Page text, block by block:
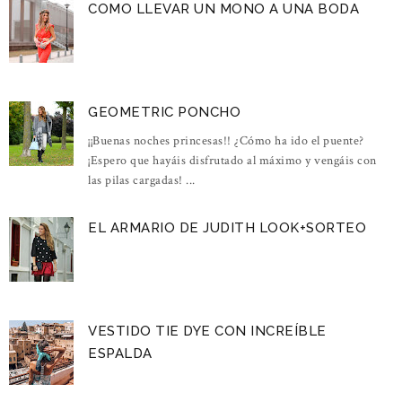
COMO LLEVAR UN MONO A UNA BODA
GEOMETRIC PONCHO
¡¡Buenas noches princesas!! ¿Cómo ha ido el puente?
¡Espero que hayáis disfrutado al máximo y vengáis con
las pilas cargadas! ...
EL ARMARIO DE JUDITH LOOK+SORTEO
VESTIDO TIE DYE CON INCREÍBLE
ESPALDA